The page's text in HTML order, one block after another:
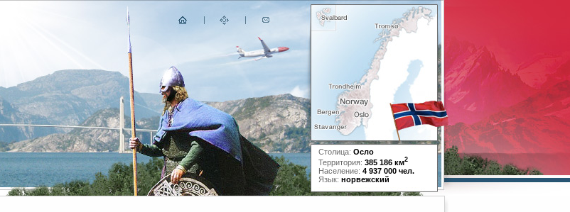
Столица: Осло
Территория: 385 186 км2
Население: 4 937 000 чел.
Язык: норвежский